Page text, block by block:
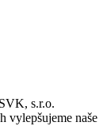
s.r.o.
vylepšujeme naše